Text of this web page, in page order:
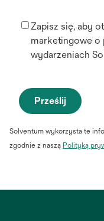
Zapisz się, aby
marketingowe o
wydarzeniach
Prześlij
Solventum wykorzysta te
zgodnie z naszą Polityką